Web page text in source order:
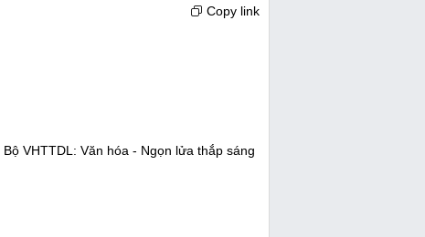
Copy link
VHTTDL: Văn hóa - Ngọn lửa thắp sáng